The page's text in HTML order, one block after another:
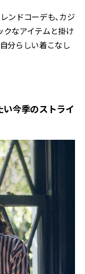
ンドコーデも、カジ
クなアイテムと掛け
分らしい着こなし
今季のストライ